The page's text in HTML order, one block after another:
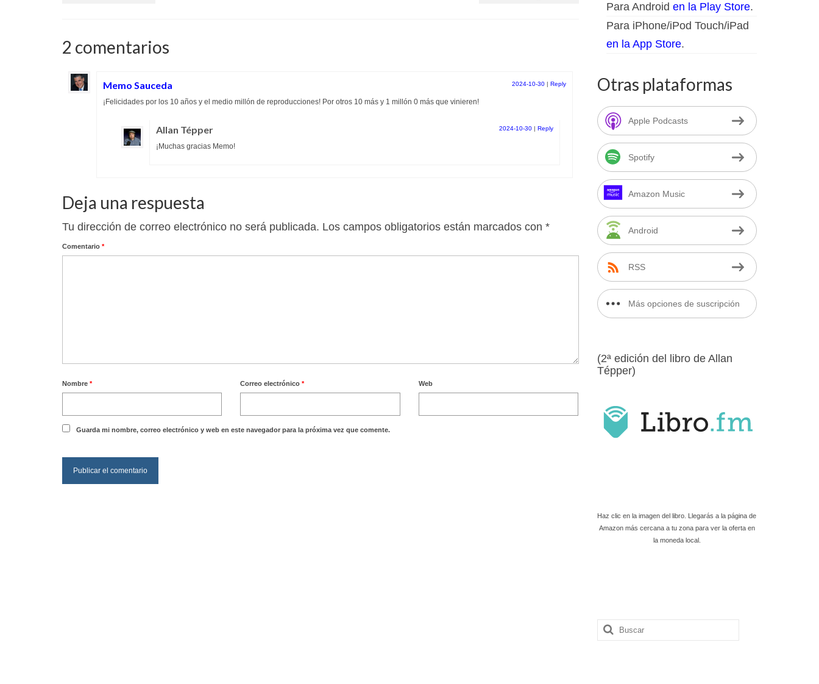
2 comentarios
Memo Sauceda 2024-10-30 Reply
¡Felicidades por los 10 años y el medio millón de reproducciones! Por otros 10 más y 1 millón 0 más que vinieren!
Allan Tépper 2024-10-30 Reply
¡Muchas gracias Memo!
Deja una respuesta
Tu dirección de correo electrónico no será publicada. Los campos obligatorios están marcados con *
Comentario *
Nombre * Correo electrónico* Web
Guarda mi nombre, correo electrónico y web en este navegador para la próxima vez que comente.
Para Android en la Play Store.
Para iPhone/iPod Touch/iPad
en la App Store.
Otras plataformas
Apple Podcasts
Spotify
Amazon Music
Android
RSS
Más opciones de suscripción
(2ª edición del libro de Allan
Tépper)
Haz clic en la imagen del libro. Llegarás a la página de
Amazon más cercana a tu zona para ver la oferta en
la moneda local.
Buscar
por: